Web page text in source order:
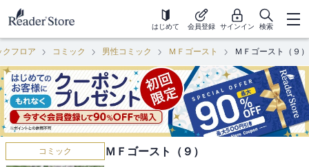
はじめて 会員登録 サインイン 検索
クフロア コミック 男性コミック ＭＦゴースト ＭＦゴースト（９）
コミック ＭＦゴースト（９）